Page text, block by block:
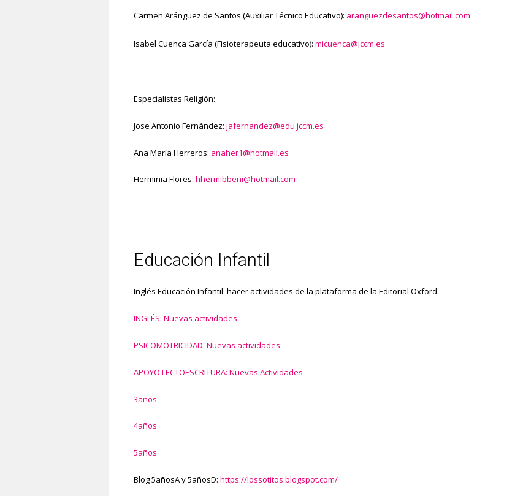
Carmen Aránguez de Santos (Auxiliar Técnico Educativo): aranguezdesantos@hotmail.com
Isabel Cuenca García (Fisioterapeuta educativo): micuenca@jccm.es
Especialistas Religión:
Jose Antonio Fernández: jafernandez@edu.jccm.es
Ana María Herreros: anaher1@hotmail.es
Herminia Flores: hhermibbeni@hotmail.com
Educación Infantil
Inglés Educación Infantil: hacer actividades de la plataforma de la Editorial Oxford.
INGLÉS: Nuevas actividades
PSICOMOTRICIDAD: Nuevas actividades
APOYO LECTOESCRITURA: Nuevas Actividades
3años
4años
5años
Blog 5añosA y 5añosD: https://lossotitos.blogspot.com/